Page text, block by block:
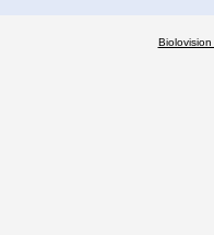
Biolovision